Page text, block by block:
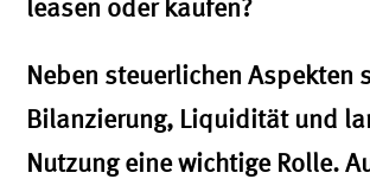
leasen oder kaufen?
Neben steuerlichen Aspekten
Bilanzierung, Liquidität und
Nutzung eine wichtige Rolle.